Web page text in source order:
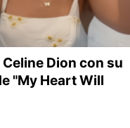
Dion con su
"My Heart Will